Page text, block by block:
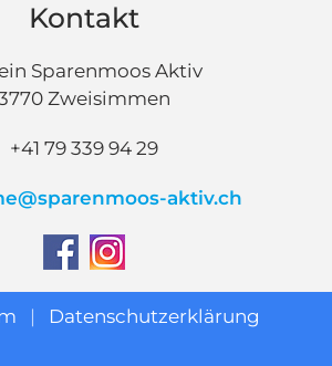
Kontakt
Sparenmoos Aktiv
Zweisimmen
+41 79 339 94 29
aktiv.ch
| Datenschutzerklärung